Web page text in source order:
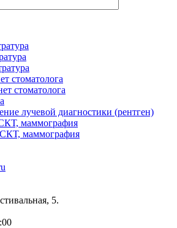
стоматолога
стоматолога
лучевой диагностики (рентген)
маммография
маммография
5.